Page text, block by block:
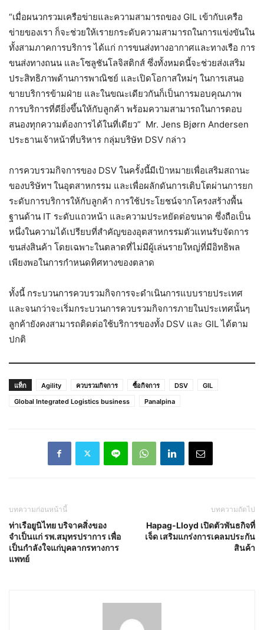
“เมื่อผนวกรวมเครือข่ายและความสามารถของ GIL เข้ากับเครือ
ข่ายของเรา ก็จะช่วยให้เรายกระดับความสามารถในการแข่งขันใน
ทั้งสามภาคการบริการ ได้แก่ การขนส่งทางอากาศและทางเรือ การ
ขนส่งทางถนน และโซลูชันโลจิสติกส์ ซึ่งทั้งหมดนี้จะช่วยส่งเสริม
ประสิทธิภาพด้านการพาณิชย์ และเปิดโอกาสใหม่ๆ ในการเสนอ
ขายบริการข้ามฝ่าย และในขณะเดียวกันก็เป็นการมอบคุณภาพ
การบริการที่ดียิ่งขึ้นให้กับลูกค้า พร้อมความสามารถในการตอบ
สนองทุกความต้องการได้ในที่เดียว” Mr. Jens Bjørn Andersen
ประธานเจ้าหน้าที่บริหาร กลุ่มบริษัท DSV กล่าว
การควบรวมกิจการของ DSV ในครั้งนี้มีเป้าหมายเพื่อเสริมสถานะ
ของบริษัทฯ ในอุตสาหกรรม และเพื่อผลักดันการเติบโตผ่านการยก
ระดับการบริการให้กับลูกค้า การใช้ประโยชน์จากโครงสร้างพื้น
ฐานด้าน IT ระดับแถวหน้า และความประหยัดต่อขนาด ซึ่งถือเป็น
หนึ่งในความได้เปรียบที่สำคัญของอุตสาหกรรมตัวแทนรับจัดการ
ขนส่งสินค้า โดยเฉพาะในตลาดที่ไม่มีผู้เล่นรายใหญ่ที่มีอิทธิพล
เพียงพอในการกำหนดทิศทางของตลาด
ทั้งนี้ กระบวนการควบรวมกิจการจะดำเนินการแบบรายประเทศ
และจนกว่าจะเริ่มกระบวนการควบรวมกิจการภายในประเทศนั้นๆ
ลูกค้ายังคงสามารถติดต่อใช้บริการของทั้ง DSV และ GIL ได้ตาม
ปกติ
แท็ก Agility ควบรวมกิจการ ซื้อกิจการ DSV
GIL
Global Integrated Logistics business
Panalpina
บทความก่อนหน้านี้
ท่าเรือยูนิไทย บริจาคสิ่งของ
จำเป็นแก่ รพ.สมุทรปราการ เพื่อ
เป็นกำลังใจแก่บุคลากรทางการ
แพทย์
บทความถัดไป
Hapag-Lloyd เปิดตัวพันธกิจที่
เจ็ด เสริมแกร่งการเคลมประกัน
สินค้า